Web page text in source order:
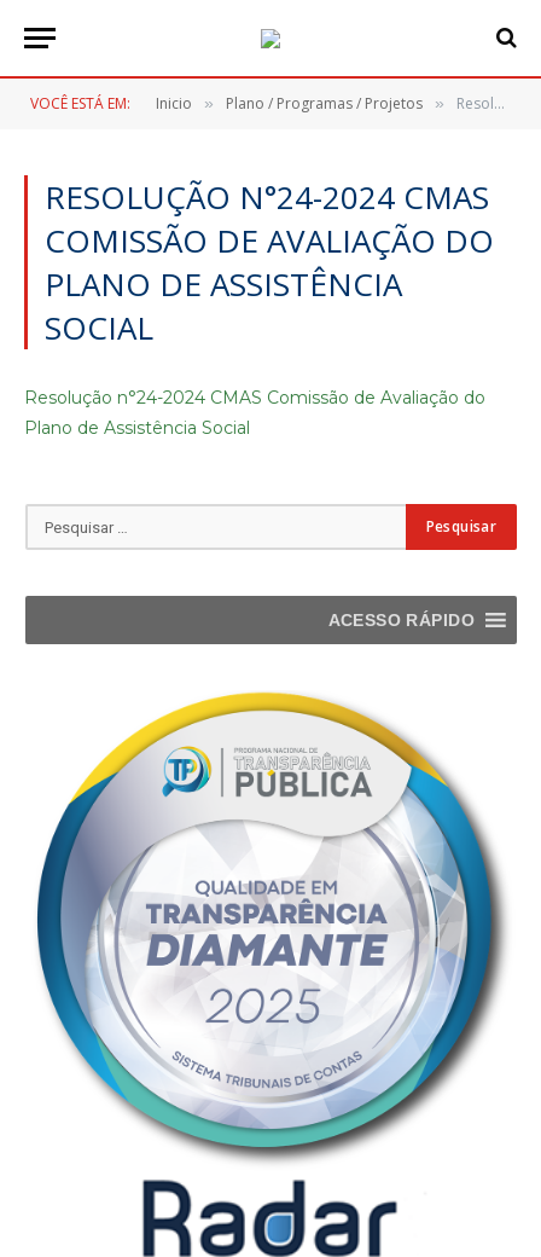
VOCÊ ESTÁ EM: Inicio » Plano / Programas / Projetos » Resolução n°24-2024 CMAS Comissão de Avaliação do Plano de Assistência Social
RESOLUÇÃO N°24-2024 CMAS
COMISSÃO DE AVALIAÇÃO DO
PLANO DE ASSISTÊNCIA
SOCIAL
Resolução n°24-2024 CMAS Comissão de Avaliação do
Plano de Assistência Social
ACESSO RÁPIDO